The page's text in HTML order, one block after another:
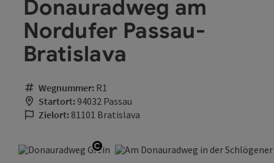
Donauradweg am
Nordufer Passau-
Bratislava
Wegnummer: R1
Startort: 94032 Passau
Zielort: 81101 Bratislava